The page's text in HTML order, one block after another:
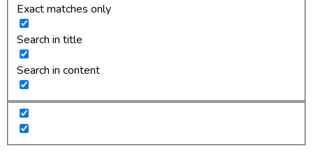
Exact matches only
Search in title
Search in content